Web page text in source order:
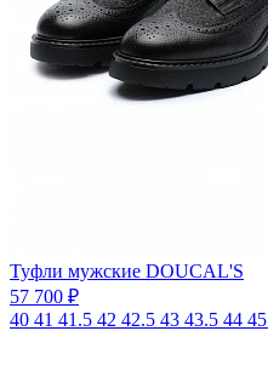
Туфли мужские DOUCAL'S
57 700 ₽
40 41 41.5 42 42.5 43 43.5 44 45